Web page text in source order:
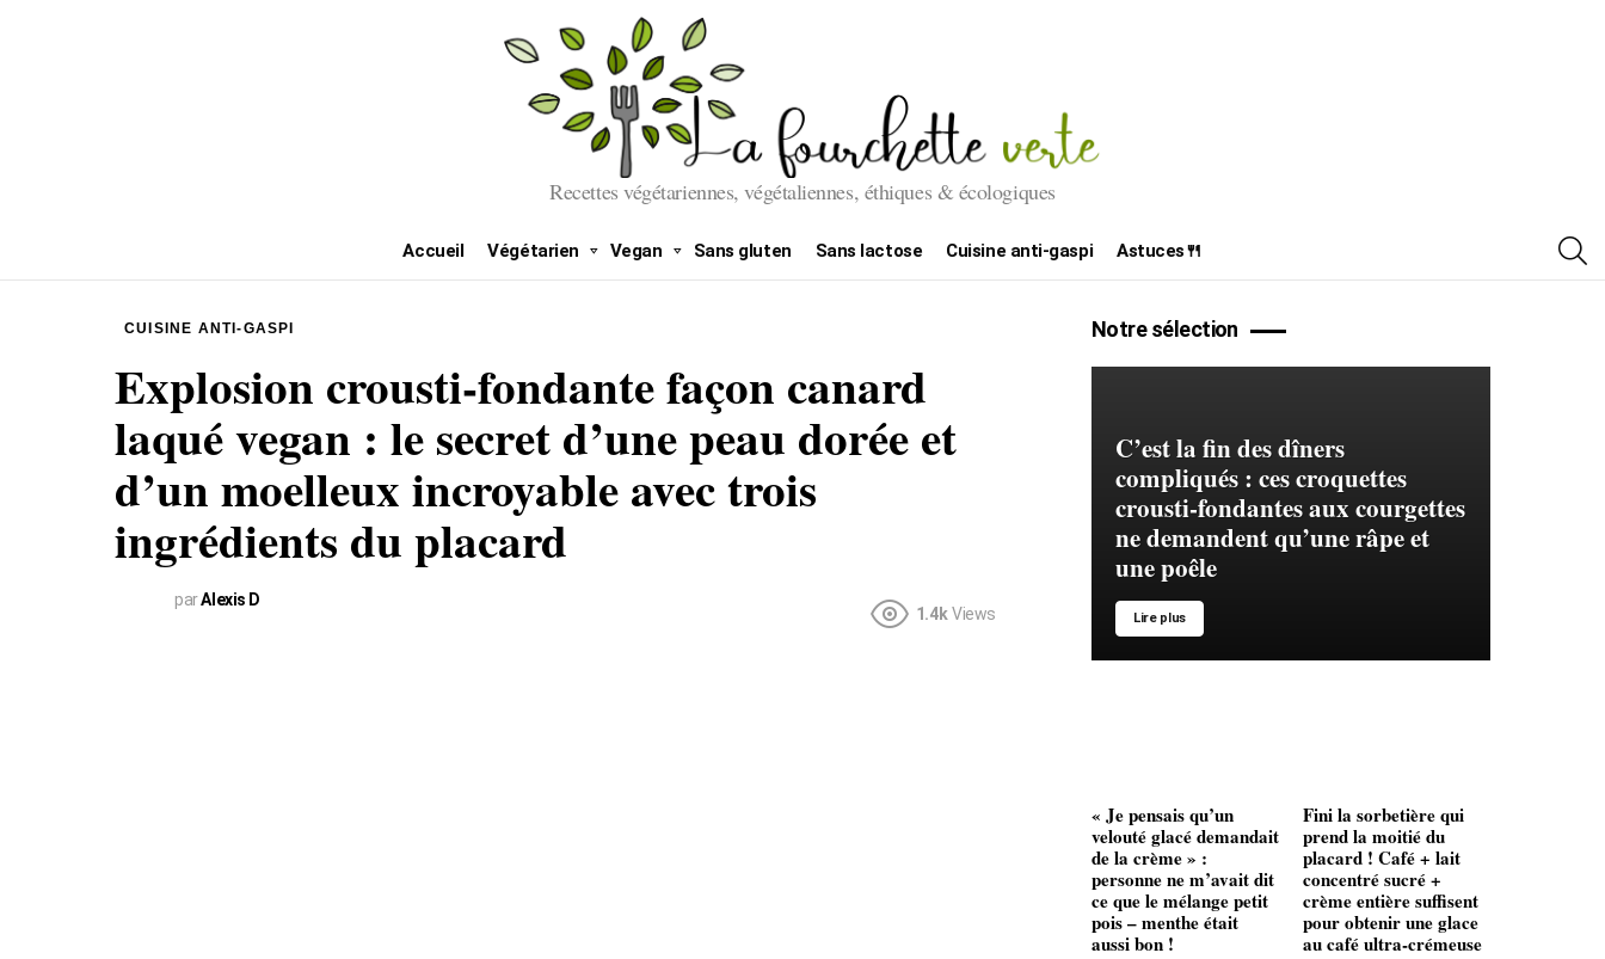
Recettes végétariennes, végétaliennes, éthiques & écologiques
Accueil Végétarien Vegan Sans gluten Sans lactose Cuisine anti-gaspi Astuces🍴
CUISINE ANTI-GASPI
Explosion crousti-fondante façon canard
laqué vegan : le secret d’une peau dorée et
d’un moelleux incroyable avec trois
ingrédients du placard
parAlexis D
1.4k Views
Notre sélection
C’est la fin des dîners
compliqués : ces croquettes
crousti-fondantes aux courgettes
ne demandent qu’une râpe et
une poêle
Lire plus
« Je pensais qu’un
velouté glacé demandait
de la crème » :
personne ne m’avait dit
ce que le mélange petit
pois – menthe était
aussi bon !
Fini la sorbetière qui
prend la moitié du
placard ! Café + lait
concentré sucré +
crème entière suffisent
pour obtenir une glace
au café ultra-crémeuse